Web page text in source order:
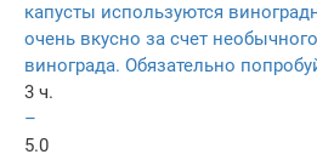
капусты используются
очень вкусно за счет
винограда. Обязательно
3 ч.
–
5.0